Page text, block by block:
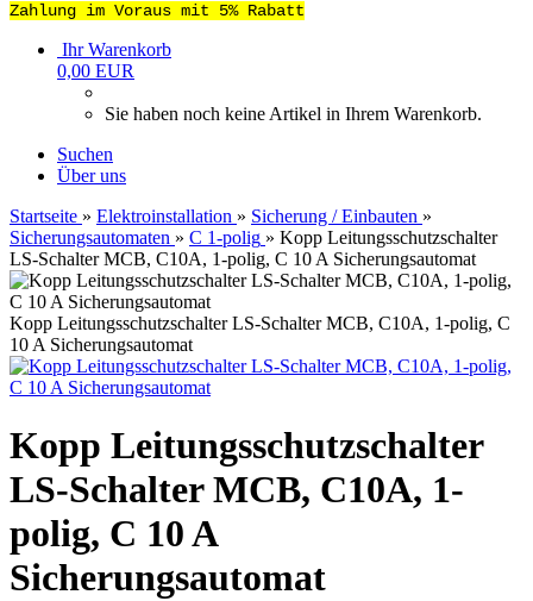
Zahlung im Voraus mit 5% Rabatt
Ihr Warenkorb
0,00 EUR
Sie haben noch keine Artikel in Ihrem Warenkorb.
Suchen
Über uns
Startseite » Elektroinstallation » Sicherung / Einbauten »
Sicherungsautomaten » C 1-polig » Kopp Leitungsschutzschalter
LS-Schalter MCB, C10A, 1-polig, C 10 A Sicherungsautomat
Kopp Leitungsschutzschalter LS-Schalter MCB, C10A, 1-polig, C
10 A Sicherungsautomat
Kopp Leitungsschutzschalter
LS-Schalter MCB, C10A, 1-
polig, C 10 A
Sicherungsautomat